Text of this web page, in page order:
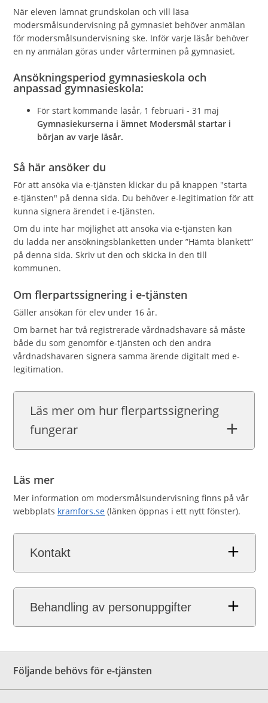
När eleven lämnat grundskolan och vill läsa
modersmålsundervisning på gymnasiet behöver anmälan
för modersmålsundervisning ske. Inför varje läsår behöver
en ny anmälan göras under vårterminen på gymnasiet.
Ansökningsperiod gymnasieskola och
anpassad gymnasieskola:
För start kommande läsår, 1 februari - 31 maj
Gymnasiekurserna i ämnet Modersmål startar i
början av varje läsår.
Så här ansöker du
För att ansöka via e-tjänsten klickar du på knappen "starta
e-tjänsten" på denna sida. Du behöver e-legitimation för att
kunna signera ärendet i e-tjänsten.
Om du inte har möjlighet att ansöka via e-tjänsten kan
du ladda ner ansökningsblanketten under ”Hämta blankett”
på denna sida. Skriv ut den och skicka in den till
kommunen.
Om flerpartssignering i e-tjänsten
Gäller ansökan för elev under 16 år.
Om barnet har två registrerade vårdnadshavare så måste
både du som genomför e-tjänsten och den andra
vårdnadshavaren signera samma ärende digitalt med e-
legitimation.
Läs mer om hur flerpartssignering
fungerar
Läs mer
Mer information om modersmålsundervisning finns på vår
webbplats kramfors.se (länken öppnas i ett nytt fönster).
Kontakt
Behandling av personuppgifter
Följande behövs för e-tjänsten